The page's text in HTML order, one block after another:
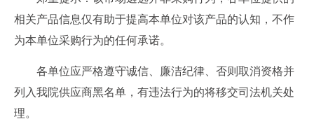
相关产品信息仅有助于提高本单位对该产品的认知，不作
为本单位采购行为的任何承诺。
各单位应严格遵守诚信、廉洁纪律、否则取消资格并
列入我院供应商黑名单，有违法行为的将移交司法机关处
理。